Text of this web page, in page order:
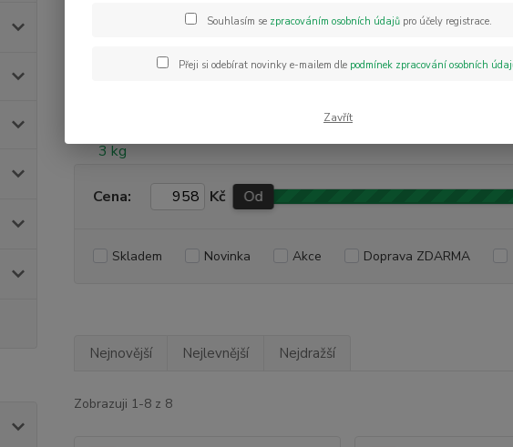
Nejprodávanější
Cena: Kč Od
Skladem Novinka Akce Doprava ZDARMA
Nejnovější Nejlevnější Nejdražší
Zobrazuji 1-8 z 8
Souhlasím se zpracováním osobních údajůpro účely registrace.
Přeji si odebírat novinky e-mailem dle podmínek zpracování osobních
Zavřít